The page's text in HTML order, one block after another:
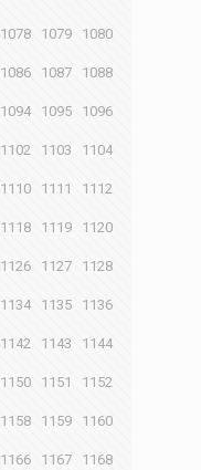
1078 1079 1080
1086 1087 1088
1094 1095 1096
1102 1103 1104
1110 1111 1112
1118 1119 1120
1126 1127 1128
1134 1135 1136
1142 1143 1144
1150 1151 1152
1158 1159 1160
1166 1167 1168